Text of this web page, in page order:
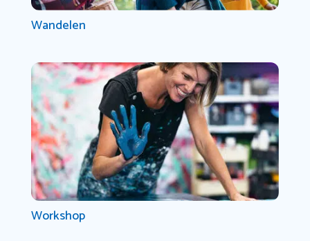
Wandelen
Workshop